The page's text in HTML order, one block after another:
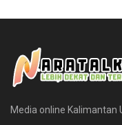
Media online Kalimantan